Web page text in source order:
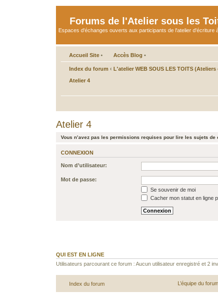
Forums de l'Atelier sous les
Espaces d'échanges ouverts aux participants de l'atelier d'écriture
Accueil Site • Accès Blog •
Index du forum ‹ L'atelier WEB SOUS LES TOITS
Atelier 4
Atelier 4
Vous n’avez pas les permissions requises pour lire les sujets de
CONNEXION
Nom d’utilisateur:
Mot de passe:
Se souvenir de moi
Cacher mon statut en ligne
QUI EST EN LIGNE
Utilisateurs parcourant ce forum : Aucun utilisateur enregistré et 2
Index du forum L’équipe du